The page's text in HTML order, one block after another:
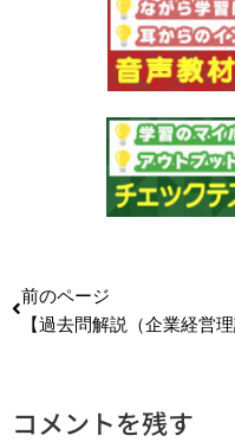
前のページ
コメントを残す